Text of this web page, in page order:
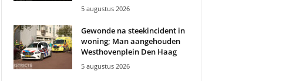
5 augustus 2026
Gewonde na steekincident in
woning; Man aangehouden
Westhovenplein Den Haag
5 augustus 2026